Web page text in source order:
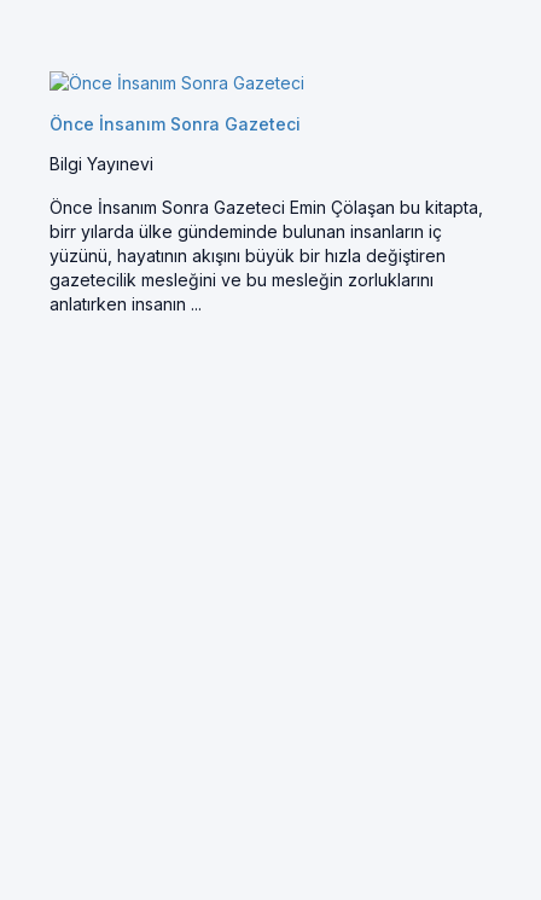
Önce İnsanım Sonra Gazeteci
Bilgi Yayınevi
Önce İnsanım Sonra Gazeteci Emin Çölaşan bu kitapta,
birr yılarda ülke gündeminde bulunan insanların iç
yüzünü, hayatının akışını büyük bir hızla değiştiren
gazetecilik mesleğini ve bu mesleğin zorluklarını
anlatırken insanın ...